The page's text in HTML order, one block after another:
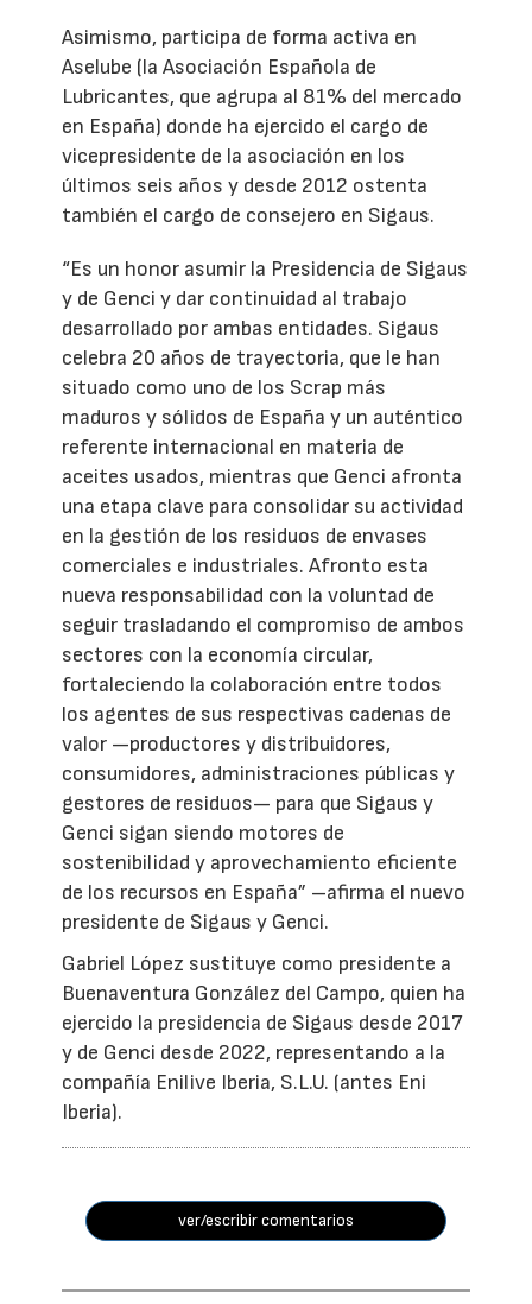
Asimismo, participa de forma activa en
Aselube (la Asociación Española de
Lubricantes, que agrupa al 81% del mercado
en España) donde ha ejercido el cargo de
vicepresidente de la asociación en los
últimos seis años y desde 2012 ostenta
también el cargo de consejero en Sigaus.
“Es un honor asumir la Presidencia de Sigaus
y de Genci y dar continuidad al trabajo
desarrollado por ambas entidades. Sigaus
celebra 20 años de trayectoria, que le han
situado como uno de los Scrap más
maduros y sólidos de España y un auténtico
referente internacional en materia de
aceites usados, mientras que Genci afronta
una etapa clave para consolidar su actividad
en la gestión de los residuos de envases
comerciales e industriales. Afronto esta
nueva responsabilidad con la voluntad de
seguir trasladando el compromiso de ambos
sectores con la economía circular,
fortaleciendo la colaboración entre todos
los agentes de sus respectivas cadenas de
valor —productores y distribuidores,
consumidores, administraciones públicas y
gestores de residuos— para que Sigaus y
Genci sigan siendo motores de
sostenibilidad y aprovechamiento eficiente
de los recursos en España” –afirma el nuevo
presidente de Sigaus y Genci.
Gabriel López sustituye como presidente a
Buenaventura González del Campo, quien ha
ejercido la presidencia de Sigaus desde 2017
y de Genci desde 2022, representando a la
compañía Enilive Iberia, S.L.U. (antes Eni
Iberia).
ver/escribir comentarios